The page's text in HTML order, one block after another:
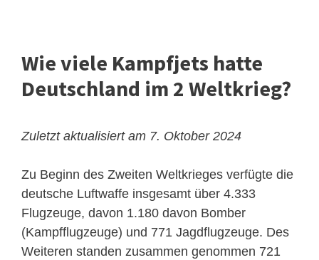
Wie viele Kampfjets hatte
Deutschland im 2 Weltkrieg?
Zuletzt aktualisiert am 7. Oktober 2024
Zu Beginn des Zweiten Weltkrieges verfügte die
deutsche Luftwaffe insgesamt über 4.333
Flugzeuge, davon 1.180 davon Bomber
(Kampfflugzeuge) und 771 Jagdflugzeuge. Des
Weiteren standen zusammen genommen 721